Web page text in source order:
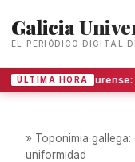
Galicia
EL PERIÓDICO DIGITAL
ÚLTIMA HORAOurense:
» Toponimia
uniformidad